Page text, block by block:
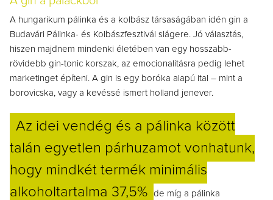
A hungarikum pálinka és a kolbász társaságában idén gin a
Budavári Pálinka- és Kolbászfesztivál slágere. Jó választás,
hiszen majdnem mindenki életében van egy hosszabb-
rövidebb gin-tonic korszak, az emocionalitásra pedig lehet
marketinget építeni. A gin is egy boróka alapú ital – mint a
borovicska, vagy a kevéssé ismert holland jenever.
Az idei vendég és a pálinka között
talán egyetlen párhuzamot vonhatunk,
hogy mindkét termék minimális
alkoholtartalma 37,5%
de míg a pálinka